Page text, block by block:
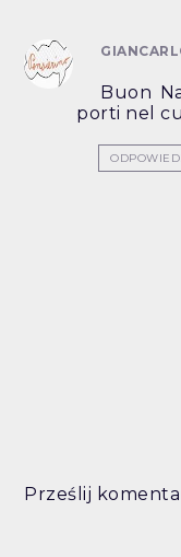
Buon
porti nel
Prześlij